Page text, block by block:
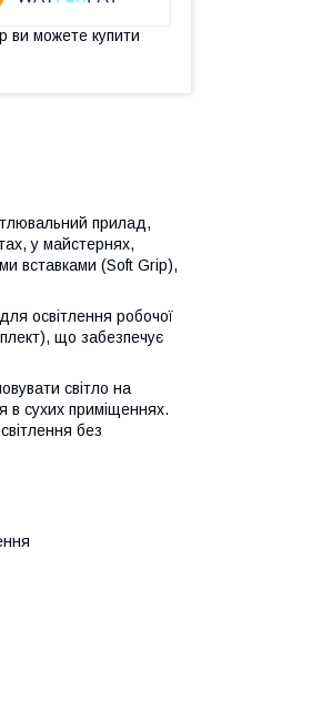
ви можете купити
прилад,
у майстернях,
вставками (Soft Grip),
освітлення робочої
що забезпечує
світло на
в сухих приміщеннях.
без